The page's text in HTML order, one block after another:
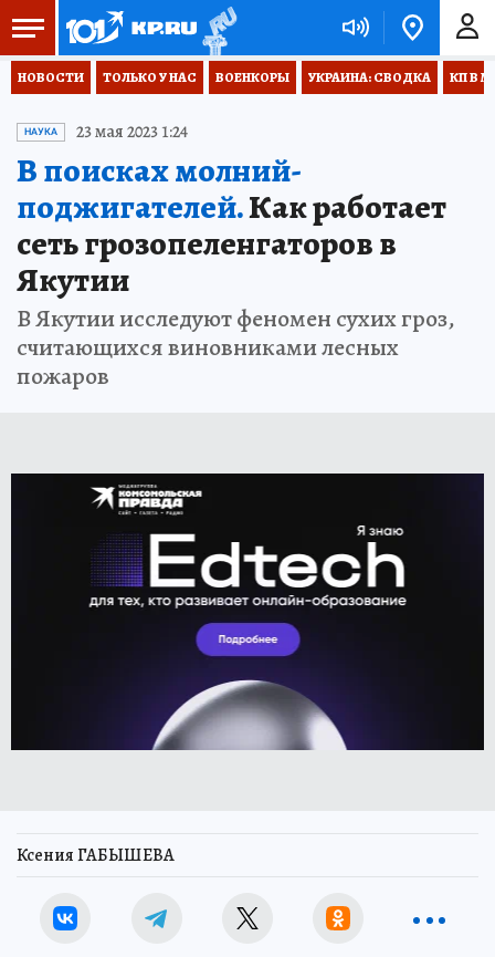
НОВОСТИ ТОЛЬКО У НАС ВОЕНКОРЫ УКРАИНА: СВОДКА КП В
НАУКА 23 мая 2023 1:24
В поисках молний-
поджигателей.Как работает
сеть грозопеленгаторов в
Якутии
В Якутии исследуют феномен сухих гроз,
считающихся виновниками лесных
пожаров
Ксения ГАБЫШЕВА